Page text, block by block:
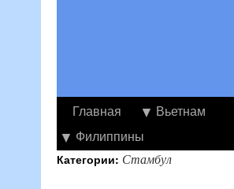
Главная Вьетнам
Филиппины
Категории: Стамбул